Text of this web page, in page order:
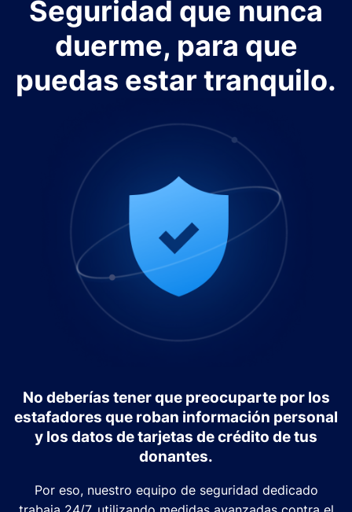
Seguridad que nunca
duerme, para que
puedas estar tranquilo.
No deberías tener que preocuparte por los
estafadores que roban información personal
y los datos de tarjetas de crédito de tus
donantes.
Por eso, nuestro equipo de seguridad dedicado